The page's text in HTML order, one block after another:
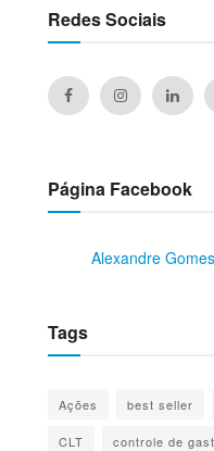
Redes Sociais
Página Facebook
Alexandre
Tags
Ações best seller
CLT controle de